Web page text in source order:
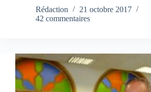
Rédaction
21 octobre 2017
42 commentaires